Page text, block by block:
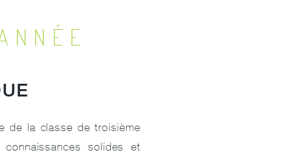
de la classe de troisième
solides et